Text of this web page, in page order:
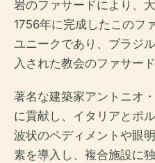
岩のファサードにより、
1756年に完成したこのフ
ユニークであり、ブラジ
入された教会のファサー
著名な建築家アントニオ
に貢献し、イタリアとポ
波状のペディメントや眼
素を導入し、複合施設に